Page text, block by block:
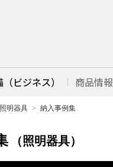
ビジネス） 商品情報
照明器具 納入事例集
（照明器具）